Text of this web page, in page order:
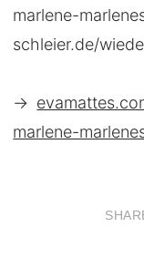
marlene-
schleier.de/
→
marlene-